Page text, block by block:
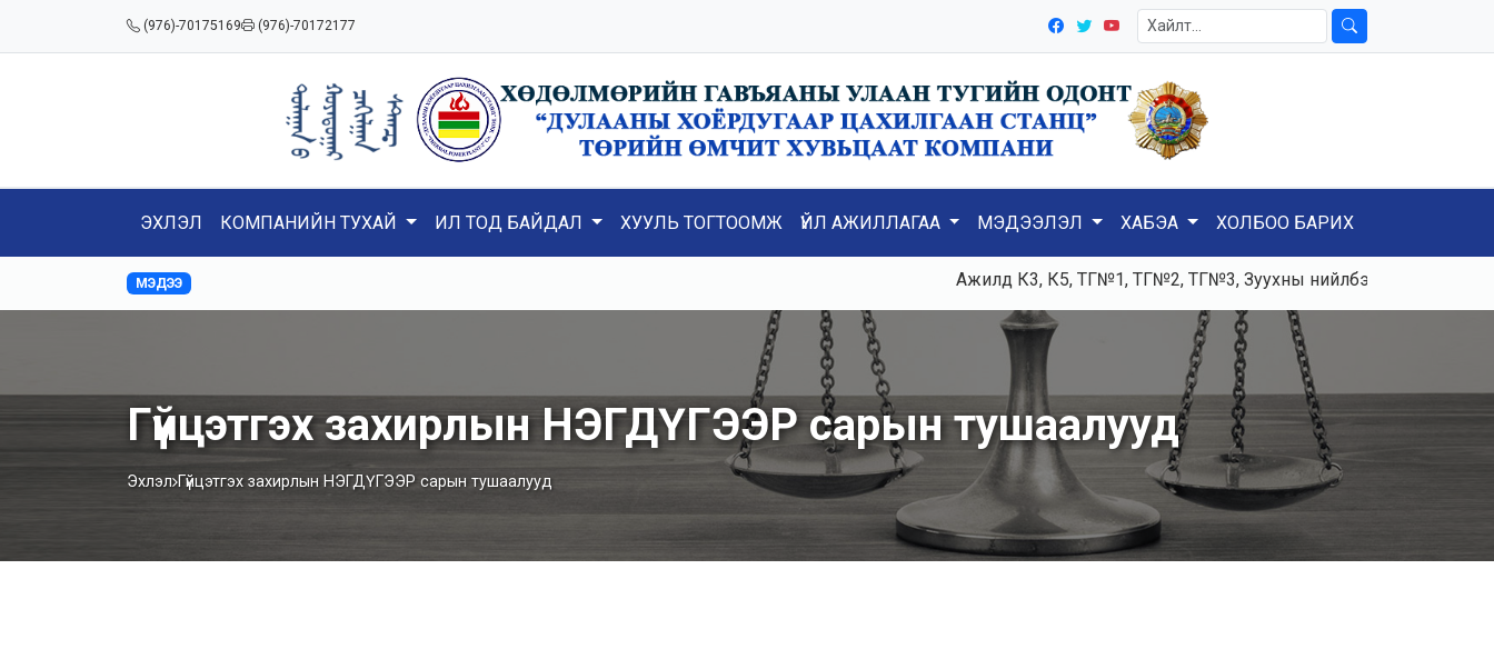
(976)-70175169 (976)-70172177
ЭХЛЭЛ КОМПАНИЙН ТУХАЙ ИЛ ТОД БАЙДАЛ ХУУЛЬ ТОГТООМЖ ҮЙЛ АЖИЛЛАГАА МЭДЭЭЛЭЛ ХАБЭА ХОЛБОО БАРИХ
МЭДЭЭ Ажилд К3, К5, ТГ№1, ТГ№2, ТГ№3, Зуухны нийлбэр ачаалал 120-
Гүйцэтгэх захирлын НЭГДҮГЭЭР сарын тушаалууд
Эхлэл Гүйцэтгэх захирлын НЭГДҮГЭЭР сарын тушаалууд